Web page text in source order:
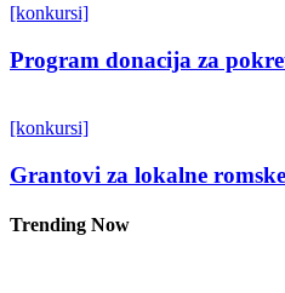
[konkursi]
Program donacija za
[konkursi]
Grantovi za lokalne
Trending Now